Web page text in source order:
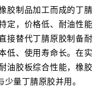
胶制品加工而成的丁腈
定，价格低、耐油性能
接替代丁腈原胶制备耐
低、使用寿命长。在实
油胶板综合性能，橡胶
量丁腈原胶并用。